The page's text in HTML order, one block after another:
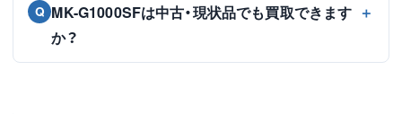
Q MK-G1000SFは中古・現状品でも買取できます
か？